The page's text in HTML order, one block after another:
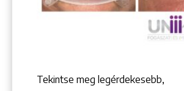
Tekintse meg legérdekesebb,